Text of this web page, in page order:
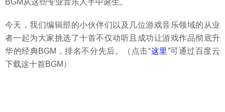
BGM从这些专业音乐人手中诞生。
今天，我们编辑部的小伙伴们以及几位游戏音乐领域的从业
者一起为大家挑选了十首不仅动听且成功让游戏作品彻底升
华的经典BGM，排名不分先后。（点击“这里”可通过百度云
下载这十首BGM）